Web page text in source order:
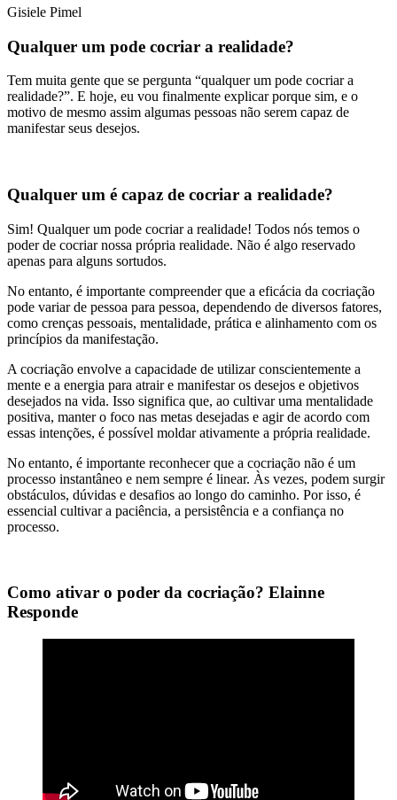
Gisiele Pimel
Qualquer um pode cocriar a realidade?
Tem muita gente que se pergunta “qualquer um pode cocriar a
realidade?”. E hoje, eu vou finalmente explicar porque sim, e o
motivo de mesmo assim algumas pessoas não serem capaz de
manifestar seus desejos.
Qualquer um é capaz de cocriar a realidade?
Sim! Qualquer um pode cocriar a realidade! Todos nós temos o
poder de cocriar nossa própria realidade. Não é algo reservado
apenas para alguns sortudos.
No entanto, é importante compreender que a eficácia da cocriação
pode variar de pessoa para pessoa, dependendo de diversos fatores,
como crenças pessoais, mentalidade, prática e alinhamento com os
princípios da manifestação.
A cocriação envolve a capacidade de utilizar conscientemente a
mente e a energia para atrair e manifestar os desejos e objetivos
desejados na vida. Isso significa que, ao cultivar uma mentalidade
positiva, manter o foco nas metas desejadas e agir de acordo com
essas intenções, é possível moldar ativamente a própria realidade.
No entanto, é importante reconhecer que a cocriação não é um
processo instantâneo e nem sempre é linear. Às vezes, podem surgir
obstáculos, dúvidas e desafios ao longo do caminho. Por isso, é
essencial cultivar a paciência, a persistência e a confiança no
processo.
Como ativar o poder da cocriação? Elainne
Responde